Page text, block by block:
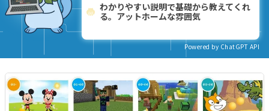
わかりやすい説明で基礎から教えてくれ
る。アットホームな雰囲気
Powered by ChatGPT API